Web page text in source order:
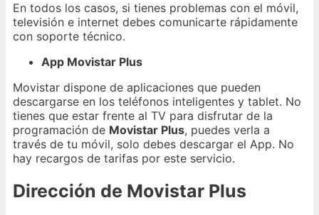
En todos los casos, si tienes problemas con el móvil,
televisión e internet debes comunicarte rápidamente
con soporte técnico.
App Movistar Plus
Movistar dispone de aplicaciones que pueden
descargarse en los teléfonos inteligentes y tablet. No
tienes que estar frente al TV para disfrutar de la
programación de Movistar Plus, puedes verla a
través de tu móvil, solo debes descargar el App. No
hay recargos de tarifas por este servicio.
Dirección de Movistar Plus